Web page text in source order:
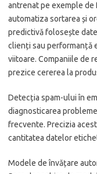
antrenat pe exemple de
automatiza sortarea și
predictivă folosește
clienți sau performanță
viitoare. Companiile de
prezice cererea la
Detecția spam-ului în
diagnosticarea
frecvente. Precizia
cantitatea datelor
Modele de învățare